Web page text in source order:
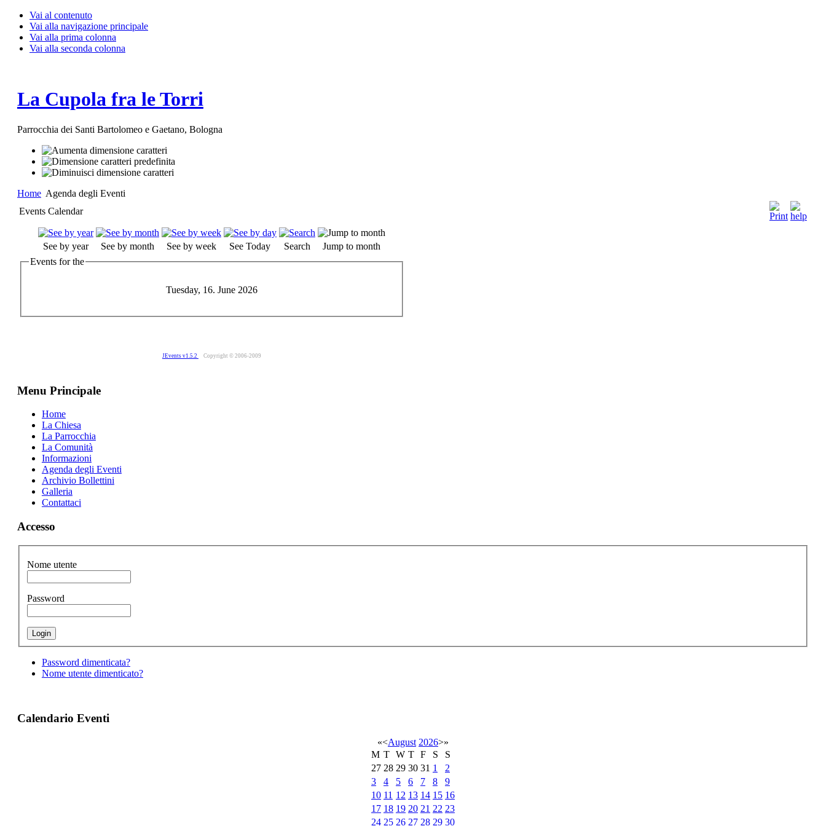
Vai al contenuto
Vai alla navigazione principale
Vai alla prima colonna
Vai alla seconda colonna
La Cupola fra le Torri
Parrocchia dei Santi Bartolomeo e Gaetano, Bologna
Home Agenda degli Eventi
Events Calendar
See by year See by month See by week See Today Search
Jump to month
Events for the
Tuesday, 16. June 2026
JEvents v1.5.2 Copyright © 2006-2009
Menu Principale
Home
La Chiesa
La Parrocchia
La Comunità
Informazioni
Agenda degli Eventi
Archivio Bollettini
Galleria
Contattaci
Accesso
Nome utente
Password
Password dimenticata?
Nome utente dimenticato?
Calendario Eventi
«<August 2026>»
M T W T F S
S
27 28 29 30 31 1
2
3
4 5 6 7 8
9
10 11 12 13 14 15 16
17 18 19 20 21 22 23
24 25 26 27 28 29 30